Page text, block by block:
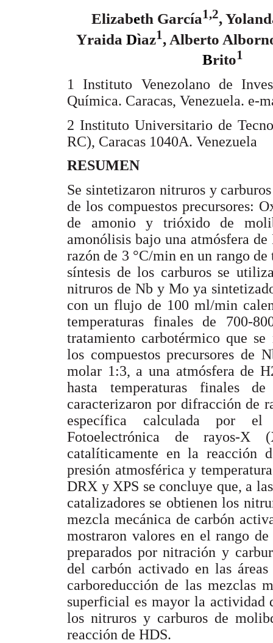
Elizabeth García1,2,
Yraida Dìaz1 , Alberto
Brito1
1 Instituto Venezolano de
Química. Caracas, Venezuela. e-
2 Instituto Universitario de
RC), Caracas 1040A. Venezuela
RESUMEN
Se sintetizaron nitruros y
de los compuestos precursores:
de amonio y trióxido de
amonólisis bajo una atmósfera
razón de 3 °C/min en un rango
síntesis de los carburos se
nitruros de Nb y Mo ya
con un flujo de 100 ml/min
temperaturas finales de 700-
tratamiento carbotérmico que
los compuestos precursores de
molar 1:3, a una atmósfera de
hasta temperaturas finales
caracterizaron por difracción de
específica calculada por el
Fotoelectrónica de rayos-X
catalíticamente en la reacción
presión atmosférica y
DRX y XPS se concluye que, a
catalizadores se obtienen los
mezcla mecánica de carbón
mostraron valores en el rango
preparados por nitración y
del carbón activado en las
carboreducción de las mezclas
superficial es mayor la actividad
los nitruros y carburos de
reacción de HDS.